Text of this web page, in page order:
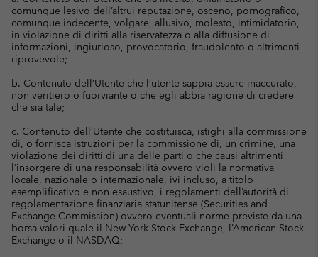
comunque lesivo dell’altrui reputazione, osceno, pornografico,
comunque indecente, volgare, allusivo, molesto, intimidatorio,
in violazione di diritti alla riservatezza o alla diffusione di
informazioni, ingiurioso, provocatorio, fraudolento o altrimenti
riprovevole;
b. Contenuto dell’Utente che l’utente sappia essere inaccurato,
non veritiero o fuorviante o che egli abbia ragione di credere
che sia tale;
c. Contenuto dell’Utente che costituisca, istighi alla commissione
di, o fornisca istruzioni per la commissione di, un crimine, una
violazione dei diritti di una delle parti o che causi altrimenti
l’insorgere di una responsabilità ovvero violi la normativa
locale, nazionale o internazionale, ivi incluso, a titolo
esemplificativo e non esaustivo, i regolamenti dell’autorità di
regolamentazione finanziaria statunitense (Securities and
Exchange Commission) ovvero eventuali norme previste da una
borsa valori quale il New York Stock Exchange, l’American Stock
Exchange o il NASDAQ;